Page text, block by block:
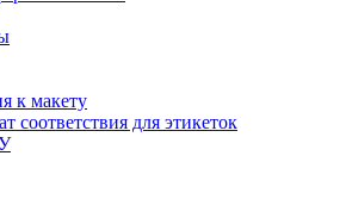
к макету
соответствия для этикеток